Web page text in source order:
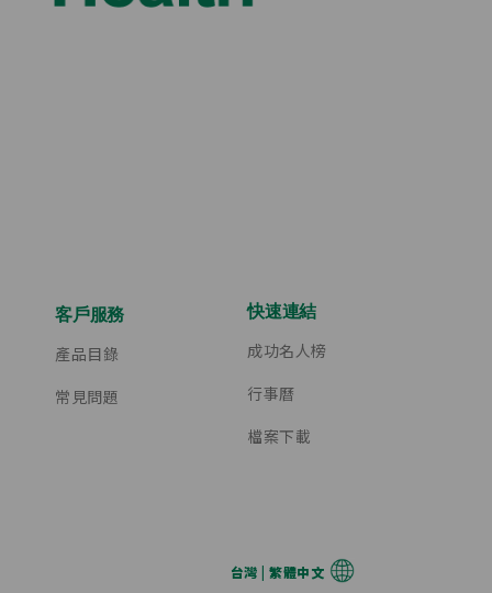
客戶服務
產品目錄
常見問題
快速連結
成功名人榜
行事曆
檔案下載
台灣 | 繁體中文